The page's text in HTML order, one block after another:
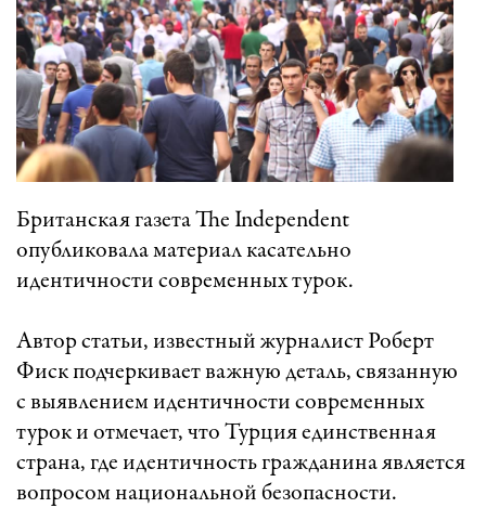
Британская газета The Independent
опубликовала материал касательно
идентичности современных турок.
Автор статьи, известный журналист Роберт
Фиск подчеркивает важную деталь, связанную
с выявлением идентичности современных
турок и отмечает, что Турция единственная
страна, где идентичность гражданина является
вопросом национальной безопасности.